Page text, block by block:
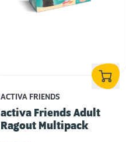
ACTIVA FRIENDS
activa Friends Adult
Ragout Multipack